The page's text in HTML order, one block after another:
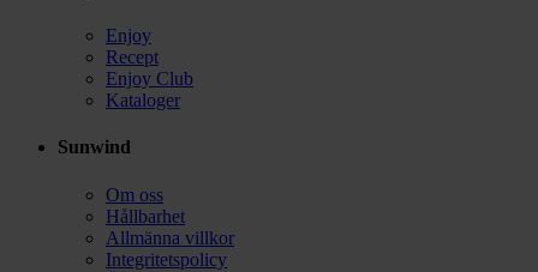
Enjoy
Recept
Enjoy Club
Kataloger
Sunwind
Om oss
Hållbarhet
Allmänna villkor
Integritetspolicy